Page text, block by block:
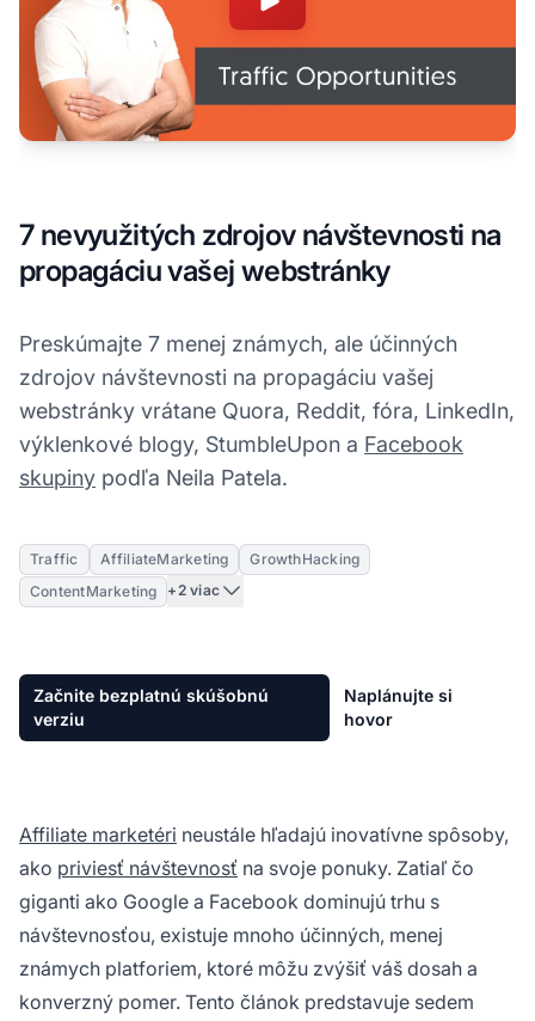
7 nevyužitých zdrojov návštevnosti na
propagáciu vašej webstránky
Preskúmajte 7 menej známych, ale účinných
zdrojov návštevnosti na propagáciu vašej
webstránky vrátane Quora, Reddit, fóra, LinkedIn,
výklenkové blogy, StumbleUpon a Facebook
skupiny podľa Neila Patela.
Traffic AffiliateMarketing
GrowthHacking
ContentMarketing
+2 viac
Začnite bezplatnú skúšobnú
verziu
Naplánujte si
hovor
Affiliate marketéri neustále hľadajú inovatívne spôsoby,
ako priviesť návštevnosť na svoje ponuky. Zatiaľ čo
giganti ako Google a Facebook dominujú trhu s
návštevnosťou, existuje mnoho účinných, menej
známych platforiem, ktoré môžu zvýšiť váš dosah a
konverzný pomer. Tento článok predstavuje sedem